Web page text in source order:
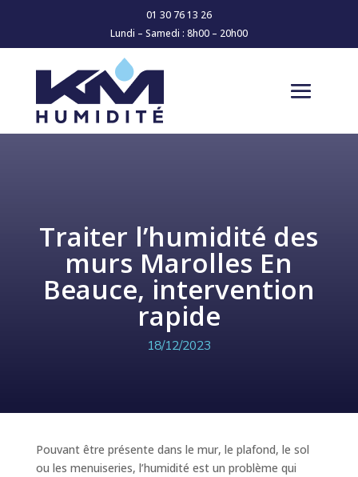
01 30 76 13 26
Lundi – Samedi : 8h00 – 20h00
Traiter l’humidité des
murs Marolles En
Beauce, intervention
rapide
18/12/2023
Pouvant être présente dans le mur, le plafond, le sol
ou les menuiseries, l’humidité est un problème qui